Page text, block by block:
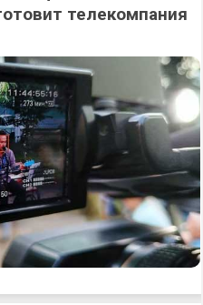
телекомпания